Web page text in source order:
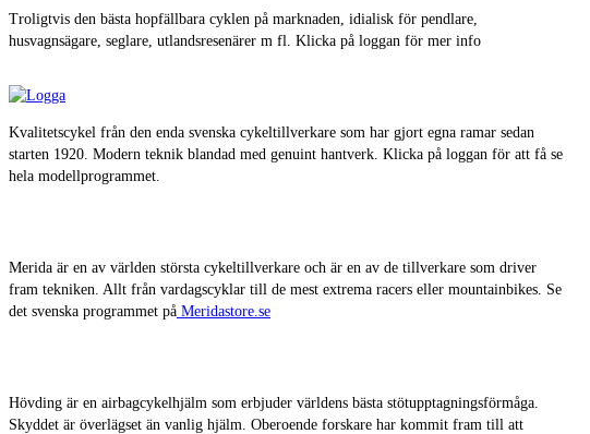
Troligtvis den bästa hopfällbara cyklen på marknaden, idialisk för pendlare,
husvagnsägare, seglare, utlandsresenärer m fl. Klicka på loggan för mer info
Kvalitetscykel från den enda svenska cykeltillverkare som har gjort egna ramar sedan
starten 1920. Modern teknik blandad med genuint hantverk. Klicka på loggan för att få se
hela modellprogrammet.
Merida är en av världen största cykeltillverkare och är en av de tillverkare som driver
fram tekniken. Allt från vardagscyklar till de mest extrema racers eller mountainbikes. Se
det svenska programmet på Meridastore.se
Hövding är en airbagcykelhjälm som erbjuder världens bästa stötupptagningsförmåga.
Skyddet är överlägset än vanlig hjälm. Oberoende forskare har kommit fram till att